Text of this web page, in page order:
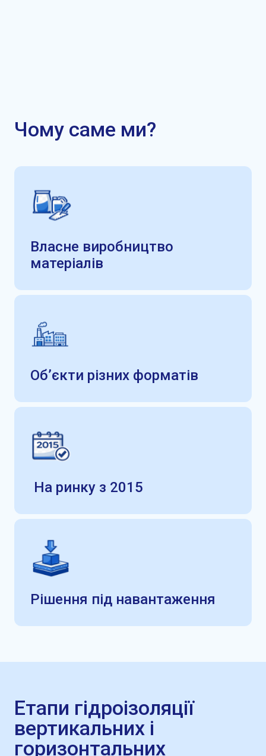
Чому саме ми?
Власне виробництво
матеріалів
Об’єкти різних форматів
На ринку з 2015
Рішення під навантаження
Етапи гідроізоляції
вертикальних і
горизонтальних